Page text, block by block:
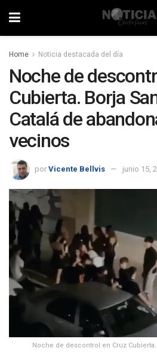
Home Noticia destacada del día
Noche de
Cubierta. Borja
Catalá de
vecinos
por Vicente Bellvis junio 15,
Noche de descontrol en Cruz